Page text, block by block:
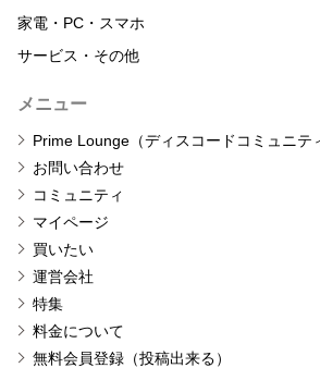
家電・PC・スマホ
サービス・その他
メニュー
Prime Lounge（ディスコードコミュニテ
お問い合わせ
コミュニティ
マイページ
買いたい
運営会社
特集
料金について
無料会員登録（投稿出来る）